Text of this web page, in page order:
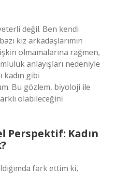
değil. Ben kendi
kız arkadaşlarımın
olmamalarına rağmen,
anlayışları nedeniyle
kadın gibi
Bu gözlem, biyoloji ile
olabileceğini
Perspektif: Kadın
fark ettim ki,